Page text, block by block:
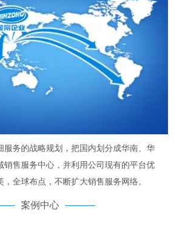
服务的战略规划，把国内划分成华南、华
销售服务中心，并利用公司现有的平台优
全球布点，不断扩大销售服务网络。
案例中心